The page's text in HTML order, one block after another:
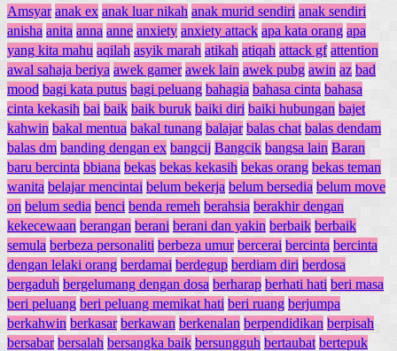
Amsyar anak ex anak luar nikah anak murid sendiri anak sendiri
anisha anita anna anne anxiety anxiety attack apa kata orang apa
yang kita mahu aqilah asyik marah atikah atiqah attack gf attention
awal sahaja beriya awek gamer awek lain awek pubg awin az bad
mood bagi kata putus bagi peluang bahagia bahasa cinta bahasa
cinta kekasih bai baik baik buruk baiki diri baiki hubungan bajet
kahwin bakal mentua bakal tunang balajar balas chat balas dendam
balas dm banding dengan ex bangcij Bangcik bangsa lain Baran
baru bercinta bbiana bekas bekas kekasih bekas orang bekas teman
wanita belajar mencintai belum bekerja belum bersedia belum move
on belum sedia benci benda remeh berahsia berakhir dengan
kekecewaan berangan berani berani dan yakin berbaik berbaik
semula berbeza personaliti berbeza umur bercerai bercinta bercinta
dengan lelaki orang berdamai berdegup berdiam diri berdosa
bergaduh bergelumang dengan dosa berharap berhati hati beri masa
beri peluang beri peluang memikat hati beri ruang berjumpa
berkahwin berkasar berkawan berkenalan berpendidikan berpisah
bersabar bersalah bersangka baik bersungguh bertaubat bertepuk